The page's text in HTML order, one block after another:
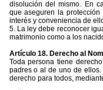
disolución del mismo. En
que aseguren la
interés y conveniencia de
5. La ley debe reconocer
matrimonio como a los
Artículo 18. Derecho al
Toda persona tiene
padres o al de uno de
derecho para todos,